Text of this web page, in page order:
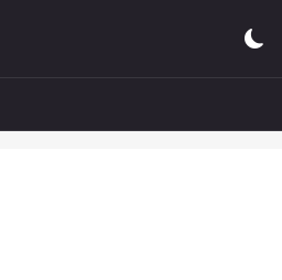
fikstür ve canlı skor Ofsayt'ta.